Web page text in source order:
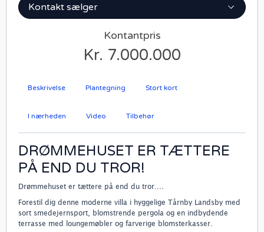
Kontakt sælger
Kontantpris
Kr. 7.000.000
Beskrivelse Plantegning Stort kort
I nærheden Video Tilbehør
DRØMMEHUSET ER TÆTTERE
PÅ END DU TROR!
Drømmehuset er tættere på end du tror....
Forestil dig denne moderne villa i hyggelige Tårnby Landsby med
sort smedejernsport, blomstrende pergola og en indbydende
terrasse med loungemøbler og farverige blomsterkasser.